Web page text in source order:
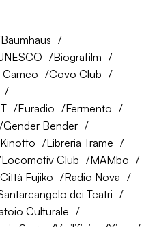
Baumhaus
Biografilm
Cameo
Covo Club
Euradio
Fermento
Gender Bender
Kinotto
Libreria Trame
Locomotiv Club
MAMbo
Fujiko
Radio Nova
dei Teatri
Culturale